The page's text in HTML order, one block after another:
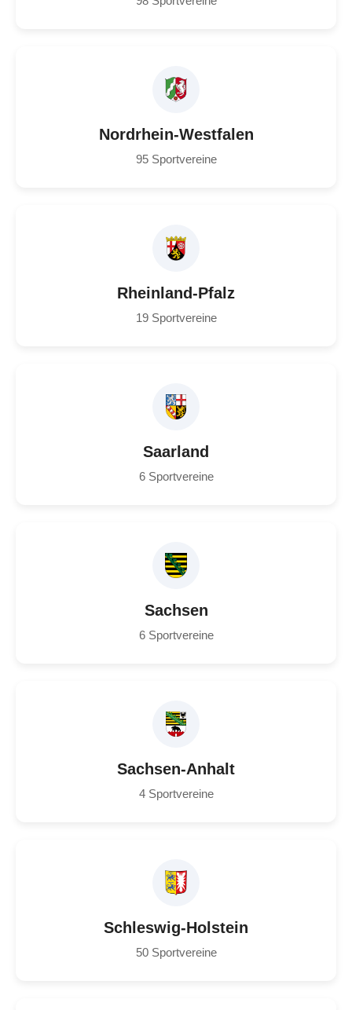
Nordrhein-Westfalen
95 Sportvereine
Rheinland-Pfalz
19 Sportvereine
Saarland
6 Sportvereine
Sachsen
6 Sportvereine
Sachsen-Anhalt
4 Sportvereine
Schleswig-Holstein
50 Sportvereine